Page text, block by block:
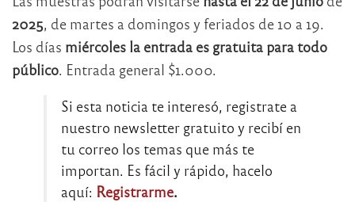
2025, de martes a domingos y feriados de 10 a 19.
Los días miércoles la entrada es gratuita para todo
público. Entrada general $1.000.
Si esta noticia te interesó, registrate a
nuestro newsletter gratuito y recibí en
tu correo los temas que más te
importan. Es fácil y rápido, hacelo
aquí: Registrarme.